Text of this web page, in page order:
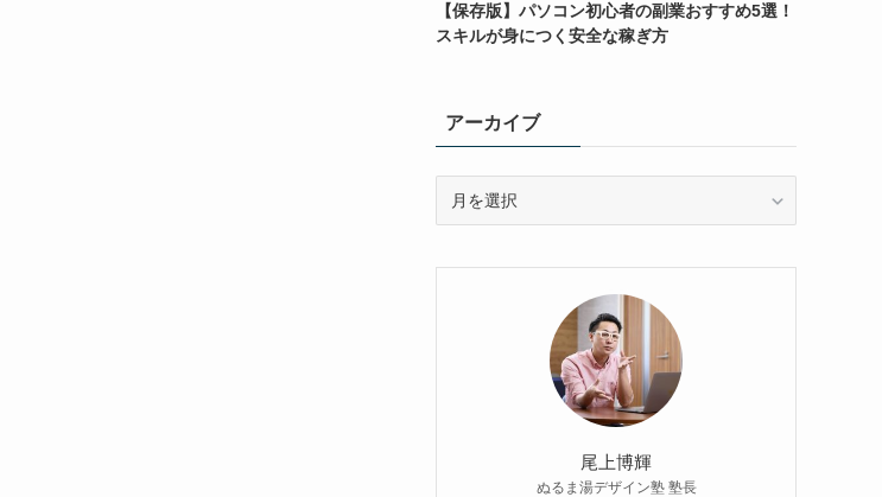
【保存版】パソコン初心者の副業おすすめ5選！
スキルが身につく安全な稼ぎ方
アーカイブ
イ
尾上博輝
ぬるま湯デザイン塾 塾長